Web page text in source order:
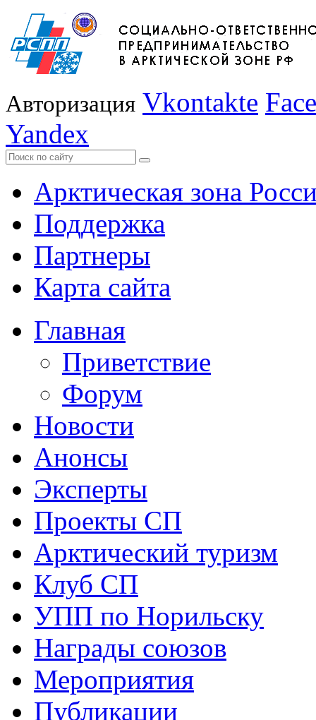
Авторизация Vkontakte
Yandex
Арктическая зона
Поддержка
Партнеры
Карта сайта
Главная
Приветствие
Форум
Новости
Анонсы
Эксперты
Проекты СП
Арктический туризм
Клуб СП
УПП по Норильску
Награды союзов
Мероприятия
Публикации